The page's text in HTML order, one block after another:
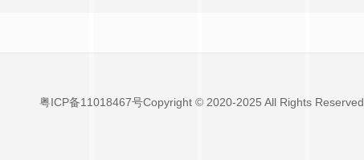
粤ICP备11018467号Copyright © 2020-2025 All Rights Reserved